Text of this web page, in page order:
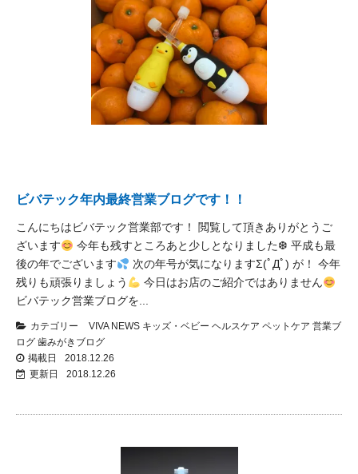
ビバテック年内最終営業ブログです！！
こんにちはビバテック営業部です！ 閲覧して頂きありがとうご
ざいます
今年も残すところあと少しとなりました❆ 平成も最
後の年でございます
次の年号が気になりますΣ(ﾟДﾟ) が！ 今年
残りも頑張りましょう
今日はお店のご紹介ではありません
ビバテック営業ブログを...
カテゴリー VIVA NEWS キッズ・ベビー ヘルスケア ペットケア 営業ブ
ログ 歯みがきブログ
掲載日
2018.12.26
更新日
2018.12.26